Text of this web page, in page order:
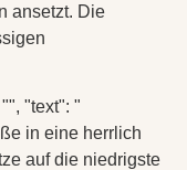
ansetzt. Die
"text": "
in eine herrlich
auf die niedrigste